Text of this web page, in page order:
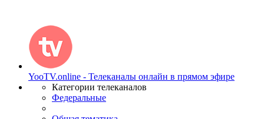
YooTV.online - Телеканалы онлайн в прямом эфире
Категории телеканалов
Федеральные